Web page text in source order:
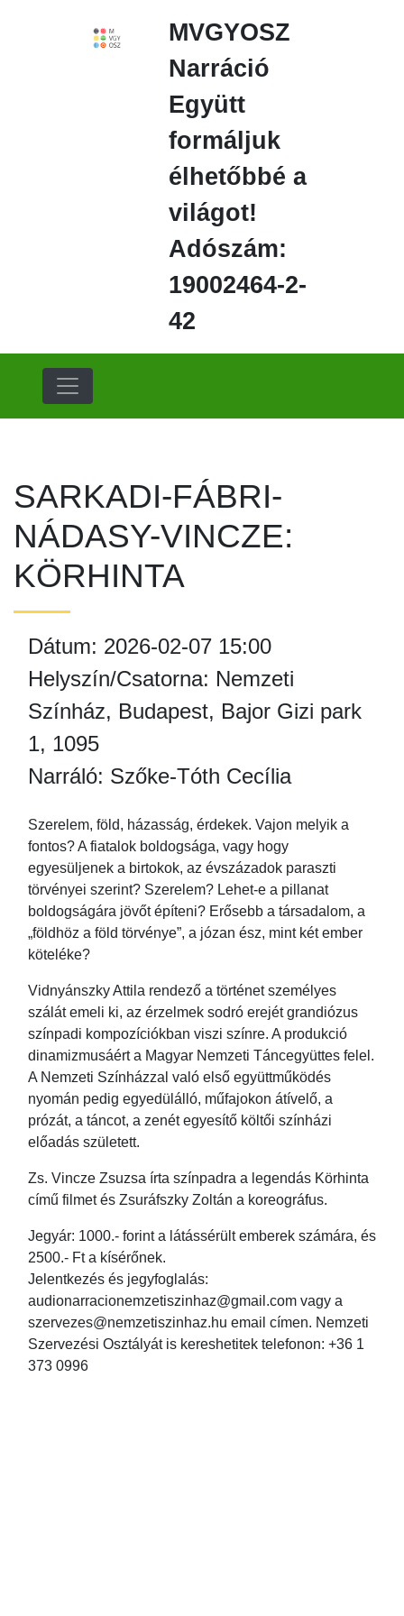
MVGYOSZ
Narráció
Együtt
formáljuk
élhetőbbé a
világot!
Adószám:
19002464-2-
42
SARKADI-FÁBRI-
NÁDASY-VINCZE:
KÖRHINTA
Dátum: 2026-02-07 15:00
Helyszín/Csatorna: Nemzeti
Színház, Budapest, Bajor Gizi park
1, 1095
Narráló: Szőke-Tóth Cecília
Szerelem, föld, házasság, érdekek. Vajon melyik a
fontos? A fiatalok boldogsága, vagy hogy
egyesüljenek a birtokok, az évszázadok paraszti
törvényei szerint? Szerelem? Lehet-e a pillanat
boldogságára jövőt építeni? Erősebb a társadalom, a
„földhöz a föld törvénye”, a józan ész, mint két ember
köteléke?
Vidnyánszky Attila rendező a történet személyes
szálát emeli ki, az érzelmek sodró erejét grandiózus
színpadi kompozíciókban viszi színre. A produkció
dinamizmusáért a Magyar Nemzeti Táncegyüttes felel.
A Nemzeti Színházzal való első együttműködés
nyomán pedig egyedülálló, műfajokon átívelő, a
prózát, a táncot, a zenét egyesítő költői színházi
előadás született.
Zs. Vincze Zsuzsa írta színpadra a legendás Körhinta
című filmet és Zsuráfszky Zoltán a koreográfus.
Jegyár: 1000.- forint a látássérült emberek számára, és
2500.- Ft a kísérőnek.
Jelentkezés és jegyfoglalás:
audionarracionemzetiszinhaz@gmail.com vagy a
szervezes@nemzetiszinhaz.hu email címen. Nemzeti
Szervezési Osztályát is kereshetitek telefonon: +36 1
373 0996